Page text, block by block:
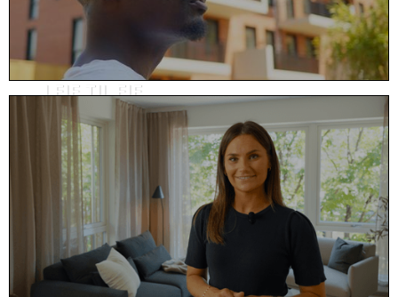
LEIE TIL EIE
Kundehistorie, eiendom